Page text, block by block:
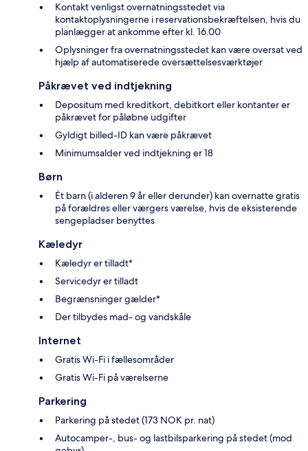
Kontakt venligst overnatningsstedet via
kontaktoplysningerne i reservationsbekræftelsen, hvis du
planlægger at ankomme efter kl. 16.00
Oplysninger fra overnatningsstedet kan være oversat ved
hjælp af automatiserede oversættelsesværktøjer
Påkrævet ved indtjekning
Depositum med kreditkort, debitkort eller kontanter er
påkrævet for påløbne udgifter
Gyldigt billed-ID kan være påkrævet
Minimumsalder ved indtjekning er 18
Børn
Ét barn (i alderen 9 år eller derunder) kan overnatte gratis
på forældres eller værgers værelse, hvis de eksisterende
sengepladser benyttes
Kæledyr
Kæledyr er tilladt*
Servicedyr er tilladt
Begrænsninger gælder*
Der tilbydes mad- og vandskåle
Internet
Gratis Wi-Fi i fællesområder
Gratis Wi-Fi på værelserne
Parkering
Parkering på stedet (173 NOK pr. nat)
Autocamper-, bus- og lastbilsparkering på stedet (mod